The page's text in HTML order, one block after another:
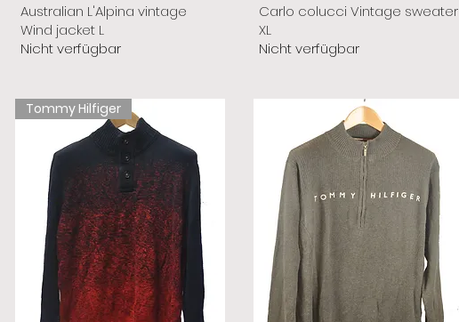
Australian L'Alpina vintage
Wind jacket L
Nicht verfügbar
Carlo colucci Vintage sweater
XL
Nicht verfügbar
Tommy Hilfiger